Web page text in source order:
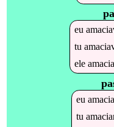
eu
tu
ele
eu
tu